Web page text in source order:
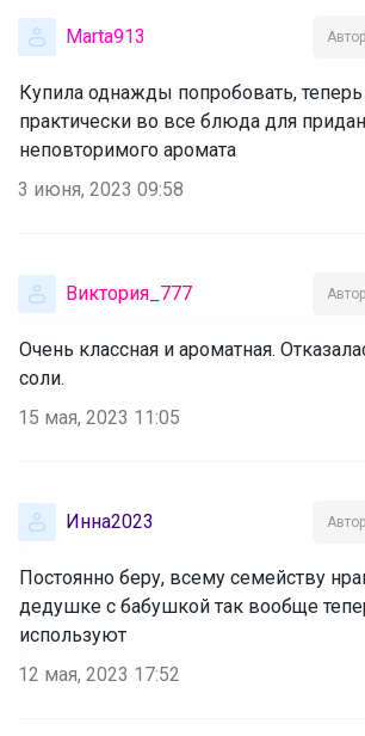
Marta913
Купила однажды попробовать,
практически во все блюда для
неповторимого аромата
3 июня, 2023 09:58
Виктория_777
Очень классная и ароматная.
соли.
15 мая, 2023 11:05
Инна2023
Постоянно беру, всему семейству
дедушке с бабушкой так вообще
используют
12 мая, 2023 17:52